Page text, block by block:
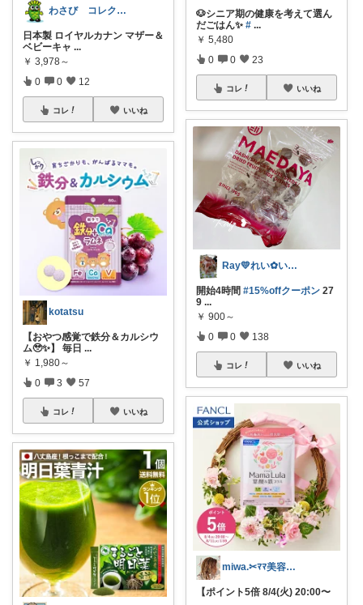
わさび コレクションもご利用ください
日本製 ロイヤルカナン マザー＆
ベビーキャ ...
￥ 3,978～
0 0 12
コレ いいね
kotatsu
【おやつ感覚で鉄分＆カルシウ
ム🥹✨】 毎日 ...
￥ 1,980～
0 3 57
コレ いいね
🐶シニア期の健康を考えて選ん
だごはん✨ # ...
￥ 5,480
0 0 23
コレ いいね
Ray💛れい︎✿いつもありがとう❁¨̮
開始4時間 #15%offクーポン 27
9 ...
￥ 900～
0 0 138
コレ いいね
miwa.✂︎ﾏﾏ美容師💎
【ポイント5倍 8/4(火) 20:00〜